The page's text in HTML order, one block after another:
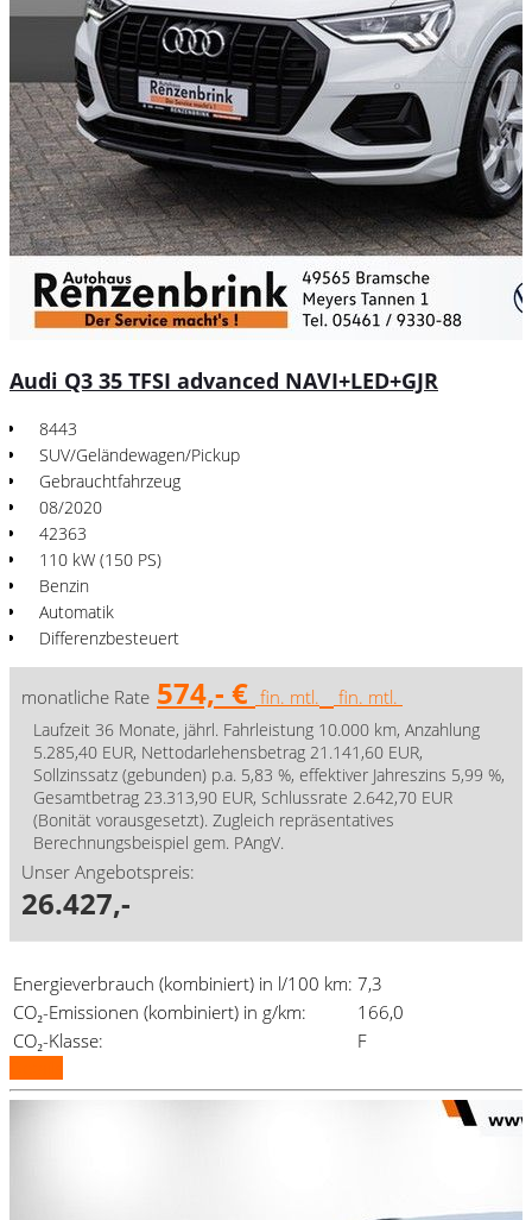
Audi Q3 35 TFSI advanced NAVI+LED+GJR
8443
SUV/Geländewagen/Pickup
Gebrauchtfahrzeug
08/2020
42363
110 kW (150 PS)
Benzin
Automatik
Differenzbesteuert
monatliche Rate 574,- € fin. mtl. fin. mtl.
Laufzeit 36 Monate, jährl. Fahrleistung 10.000 km, Anzahlung
5.285,40 EUR, Nettodarlehensbetrag 21.141,60 EUR,
Sollzinssatz (gebunden) p.a. 5,83 %, effektiver Jahreszins 5,99 %,
Gesamtbetrag 23.313,90 EUR, Schlussrate 2.642,70 EUR
(Bonität vorausgesetzt). Zugleich repräsentatives
Berechnungsbeispiel gem. PAngV.
Unser Angebotspreis:
26.427,-
Energieverbrauch (kombiniert) in l/100 km: 7,3
CO₂-Emissionen (kombiniert) in g/km:
166,0
CO₂-Klasse:
F